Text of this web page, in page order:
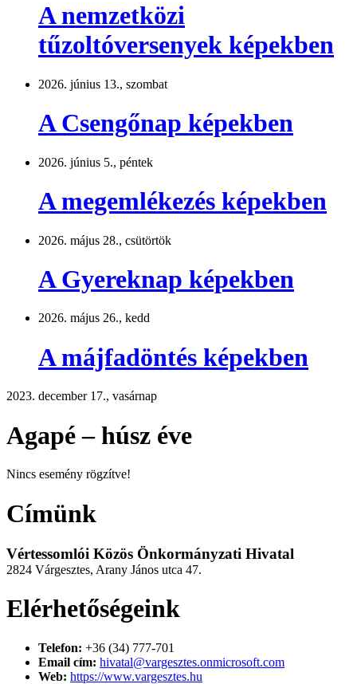
A nemzetközi
tűzoltóversenyek képekben
2026. június 13., szombat
A Csengőnap képekben
2026. június 5., péntek
A megemlékezés képekben
2026. május 28., csütörtök
A Gyereknap képekben
2026. május 26., kedd
A májfadöntés képekben
2023. december 17., vasárnap
Agapé – húsz éve
Nincs esemény rögzítve!
Címünk
Vértessomlói Közös Önkormányzati Hivatal
2824 Várgesztes, Arany János utca 47.
Elérhetőségeink
Telefon: +36 (34) 777-701
Email cím: hivatal@vargesztes.onmicrosoft.com
Web: https://www.vargesztes.hu